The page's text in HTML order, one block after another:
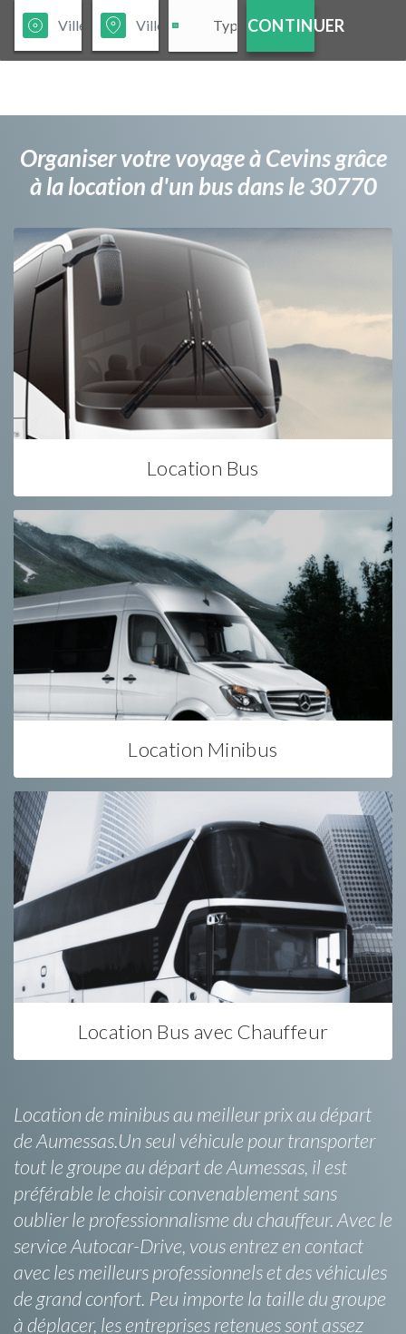
CONTINUER
Organiser votre voyage à Cevins grâce
à la location d'un bus dans le 30770
Location Bus
Location Minibus
Location Bus avec Chauffeur
Location de minibus au meilleur prix au départ
de Aumessas.Un seul véhicule pour transporter
tout le groupe au départ de Aumessas, il est
préférable le choisir convenablement sans
oublier le professionnalisme du chauffeur. Avec le
service Autocar-Drive, vous entrez en contact
avec les meilleurs professionnels et des véhicules
de grand confort. Peu importe la taille du groupe
à déplacer, les entreprises retenues sont assez